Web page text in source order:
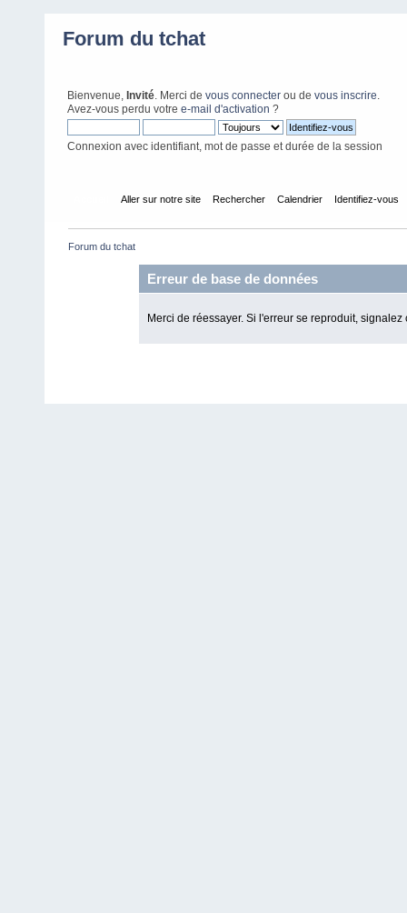
Forum du tchat
Bienvenue, Invité . Merci de vous connecter ou de vous inscrire
Avez-vous perdu votre e-mail d'activation ?
Connexion avec identifiant, mot de passe et durée de la session
Aller sur notre site Rechercher Calendrier Identifiez-vous
Forum du tchat
Erreur de base de données
Merci de réessayer. Si l'erreur se reproduit,